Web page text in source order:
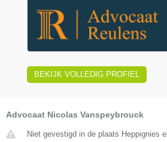
BEKIJK VOLLEDIG PROFIEL
Advocaat Nicolas Vanspeybrouck
Niet gevestigd in de plaats Heppignies